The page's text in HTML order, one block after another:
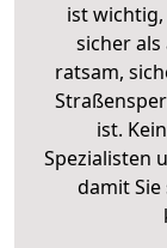
ist
sicher als
ratsam,
ist.
Spezialisten
damit